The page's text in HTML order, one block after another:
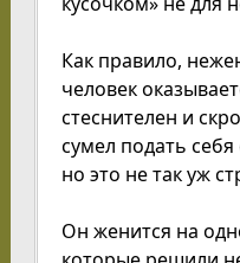
Как правило,
человек
стеснителен и
сумел подать
но это не так уж
Он женится на